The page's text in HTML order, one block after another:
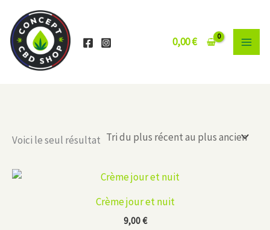
contenu
0,00€
Voici le seul résultat
Crème jour et nuit
9,00€